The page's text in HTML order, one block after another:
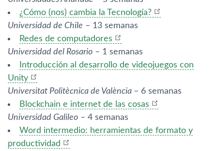
¿Cómo (nos) cambia la Tecnología?
Universidad de Chile – 13 semanas
Redes de computadores
Universidad del Rosario – 1 semanas
Introducción al desarrollo de videojuegos con
Unity
Universitat Politècnica de València – 6 semanas
Blockchain e internet de las cosas
Universidad Galileo – 4 semanas
Word intermedio: herramientas de formato y
productividad